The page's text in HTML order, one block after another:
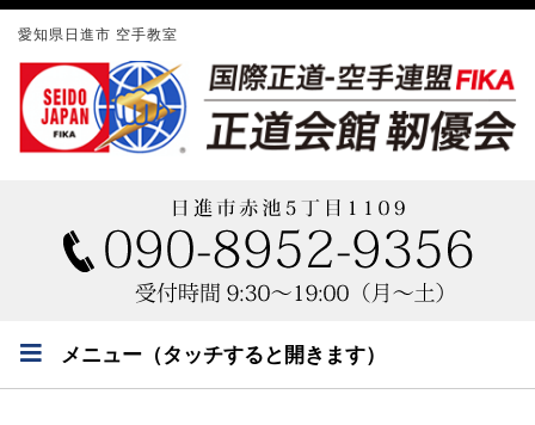
愛知県日進市 空手教室
メニュー（タッチすると開きます）